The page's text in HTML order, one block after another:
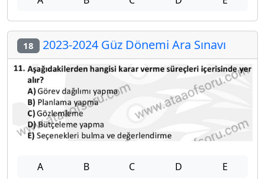
18 2023-2024 Güz Dönemi Ara Sınavı
A B C D E